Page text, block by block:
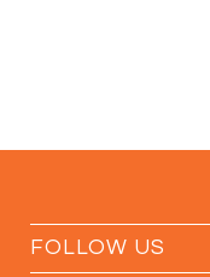
FOLLOW US